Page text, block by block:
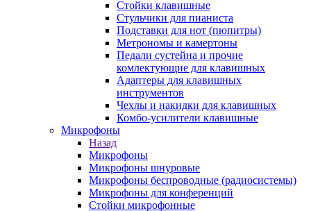
Стойки клавишные
Стульчики для пианиста
Подставки для нот (пюпитры)
Метрономы и камертоны
Педали сустейна и прочие
комлектующие для клавишных
Адаптеры для клавишных
инструментов
Чехлы и накидки для клавишных
Комбо-усилители клавишные
Микрофоны
Назад
Микрофоны
Микрофоны шнуровые
Микрофоны беспроводные (радиосистемы)
Микрофоны для конференций
Стойки микрофонные